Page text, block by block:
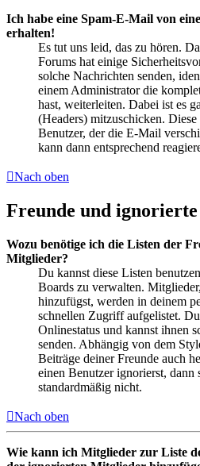
Ich habe eine Spam-E-Mail von
erhalten!
Es tut uns leid, das zu hören.
Forums hat einige
solche Nachrichten senden,
einem Administrator die
hast, weiterleiten. Dabei ist es
(Headers) mitzuschicken.
Benutzer, der die E-Mail
kann dann entsprechend
Nach oben
Freunde und
Wozu benötige ich die Listen der
Mitglieder?
Du kannst diese Listen
Boards zu verwalten.
hinzufügst, werden in deinem
schnellen Zugriff aufgelistet.
Onlinestatus und kannst ihnen
senden. Abhängig von dem
Beiträge deiner Freunde auch
einen Benutzer ignorierst, dann
standardmäßig nicht.
Nach oben
Wie kann ich Mitglieder zur Liste